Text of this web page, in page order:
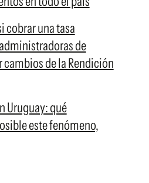
cobrar una tasa
de
de la Rendición
Uruguay: qué
este fenómeno,